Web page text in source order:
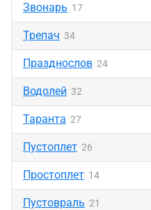
Звонарь 17
Трепач 34
Празднослов 24
Водолей 32
Таранта 27
Пустоплет 26
Простоплет 14
Пустовраль 21